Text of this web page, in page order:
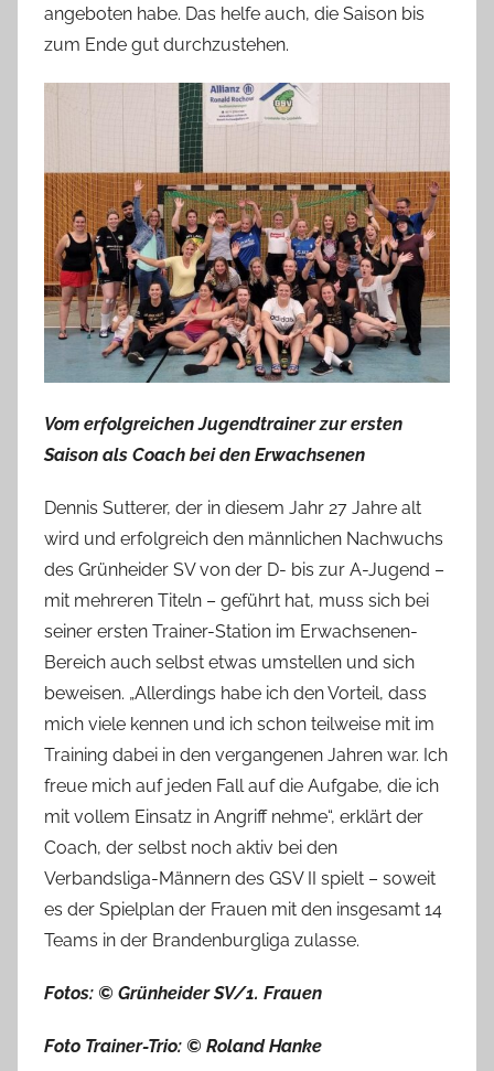
angeboten habe. Das helfe auch, die Saison bis
zum Ende gut durchzustehen.
Vom erfolgreichen Jugendtrainer zur ersten
Saison als Coach bei den Erwachsenen
Dennis Sutterer, der in diesem Jahr 27 Jahre alt
wird und erfolgreich den männlichen Nachwuchs
des Grünheider SV von der D- bis zur A-Jugend –
mit mehreren Titeln – geführt hat, muss sich bei
seiner ersten Trainer-Station im Erwachsenen-
Bereich auch selbst etwas umstellen und sich
beweisen. „Allerdings habe ich den Vorteil, dass
mich viele kennen und ich schon teilweise mit im
Training dabei in den vergangenen Jahren war. Ich
freue mich auf jeden Fall auf die Aufgabe, die ich
mit vollem Einsatz in Angriff nehme“, erklärt der
Coach, der selbst noch aktiv bei den
Verbandsliga-Männern des GSV II spielt – soweit
es der Spielplan der Frauen mit den insgesamt 14
Teams in der Brandenburgliga zulasse.
Fotos: © Grünheider SV/1. Frauen
Foto Trainer-Trio: © Roland Hanke